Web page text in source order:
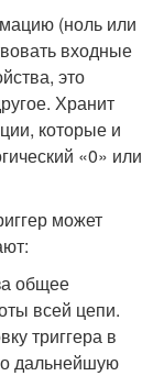
(ноль или
входные
это
Хранит
которые и
«0» или
может
общее
всей цепи.
триггера в
дальнейшую